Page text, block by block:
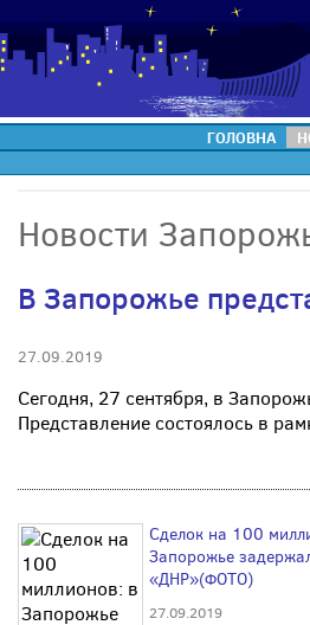
ГОЛОВНА
Новости
В Запорожье
27.09.2019
Сегодня, 27 сентября, в
Представление состоялось в
Сделок на 100
Запорожье
«ДНР»(ФОТО)
27.09.2019